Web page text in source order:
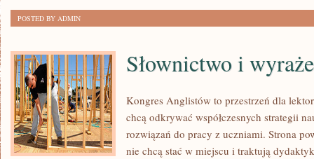
POSTED BY ADMIN
Słownictwo i
Kongres Anglistów to przestrzeń dla
chcą odkrywać współczesnych strategii
rozwiązań do pracy z uczniami. Strona
nie chcą stać w miejscu i traktują